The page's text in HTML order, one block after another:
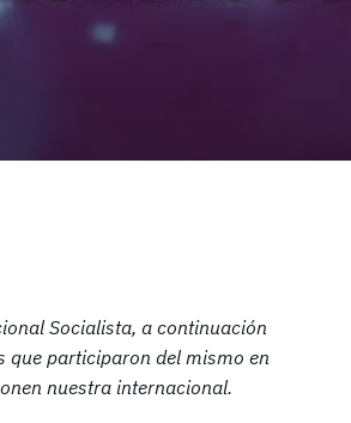
Socialista, a continuación
que participaron del mismo en
nuestra internacional.